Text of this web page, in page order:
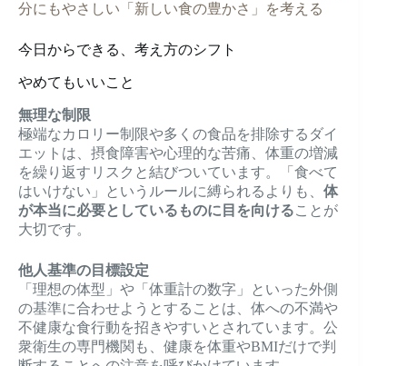
分にもやさしい「新しい食の豊かさ」を考える
今日からできる、考え方のシフト
やめてもいいこと
無理な制限
極端なカロリー制限や多くの食品を排除するダイ
エットは、摂食障害や心理的な苦痛、体重の増減
を繰り返すリスクと結びついています。「食べて
はいけない」というルールに縛られるよりも、 体
が本当に必要としているものに目を向けることが
大切です。
他人基準の目標設定
「理想の体型」や「体重計の数字」といった外側
の基準に合わせようとすることは、体への不満や
不健康な食行動を招きやすいとされています。公
衆衛生の専門機関も、健康を体重やBMIだけで判